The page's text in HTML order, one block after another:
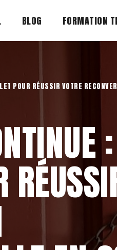
BLOG FORMATION
POUR RÉUSSIR VOTRE